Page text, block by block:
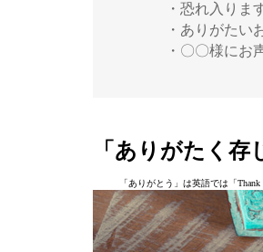
・恐れ入りま
・ありがたい
・〇〇様にお
「ありがたく
「ありがとう」は英語では「